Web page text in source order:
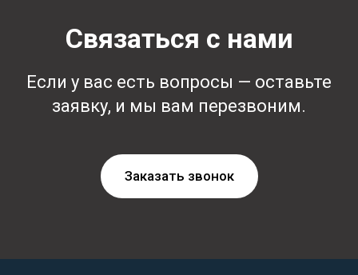
Связаться с нами
Если у вас есть вопросы — оставьте
заявку, и мы вам перезвоним.
Заказать звонок